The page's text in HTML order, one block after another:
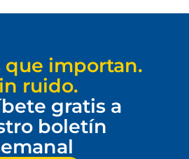
que importan.
ruido.
gratis a
boletín